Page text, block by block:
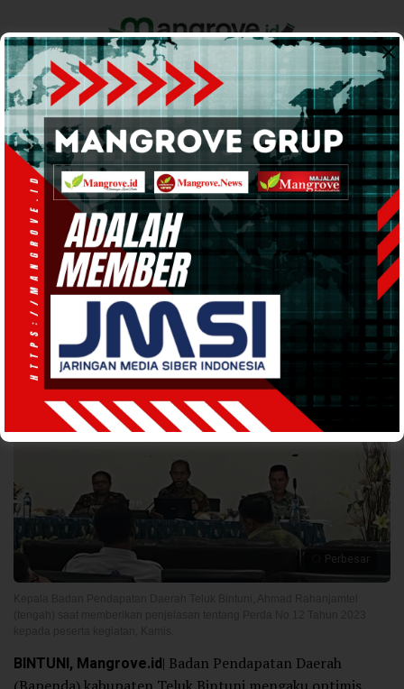
Home Pemerintahan Ekonomi & Bisnis Info Tanah Papua
Support by
PEMERINTAHAN· 7 Mar 202419:38WIB
Bapenda Teluk Bintuni Optimis Capai
Target PAD Tahun 2024
Perbesar
BINTUNI, Mangrove.id| Badan Pendapatan Daerah